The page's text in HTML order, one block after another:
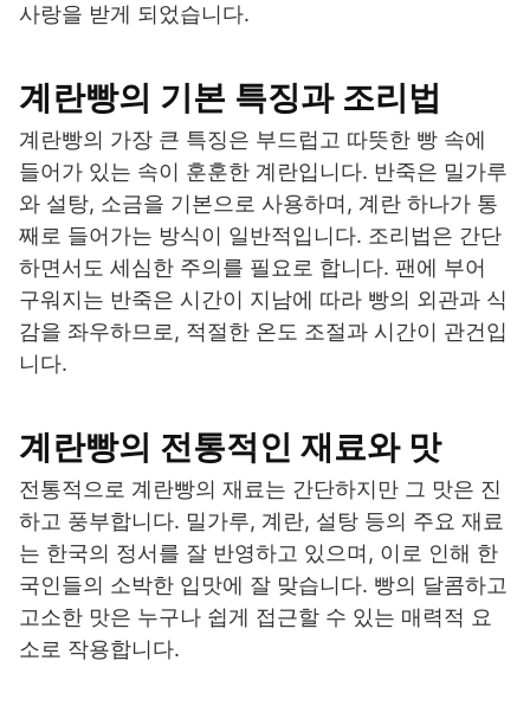
사랑을 받게 되었습니다.
계란빵의 기본 특징과 조리법
계란빵의 가장 큰 특징은 부드럽고 따뜻한 빵 속에
들어가 있는 속이 훈훈한 계란입니다. 반죽은 밀가루
와 설탕, 소금을 기본으로 사용하며, 계란 하나가 통
째로 들어가는 방식이 일반적입니다. 조리법은 간단
하면서도 세심한 주의를 필요로 합니다. 팬에 부어
구워지는 반죽은 시간이 지남에 따라 빵의 외관과 식
감을 좌우하므로, 적절한 온도 조절과 시간이 관건입
니다.
계란빵의 전통적인 재료와 맛
전통적으로 계란빵의 재료는 간단하지만 그 맛은 진
하고 풍부합니다. 밀가루, 계란, 설탕 등의 주요 재료
는 한국의 정서를 잘 반영하고 있으며, 이로 인해 한
국인들의 소박한 입맛에 잘 맞습니다. 빵의 달콤하고
고소한 맛은 누구나 쉽게 접근할 수 있는 매력적 요
소로 작용합니다.